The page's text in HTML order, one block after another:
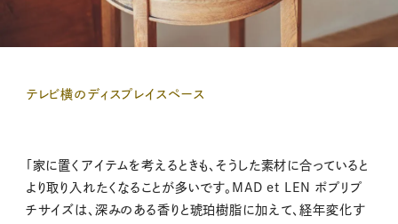
テレビ横のディスプレイスペース
「家に置くアイテムを考えるときも、そうした素材に合っていると
より取り入れたくなることが多いです。MAD et LEN ポプリプ
チサイズは、深みのある香りと琥珀樹脂に加えて、経年変化す